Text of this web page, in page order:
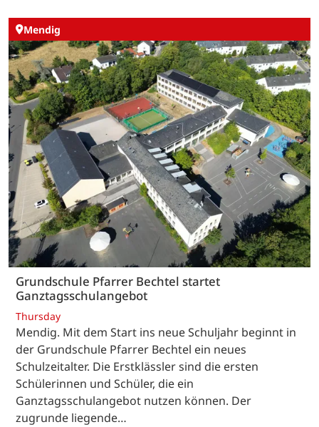
Mendig
Grundschule Pfarrer Bechtel startet
Ganztagsschulangebot
Thursday
Mendig. Mit dem Start ins neue Schuljahr beginnt in
der Grundschule Pfarrer Bechtel ein neues
Schulzeitalter. Die Erstklässler sind die ersten
Schülerinnen und Schüler, die ein
Ganztagsschulangebot nutzen können. Der
zugrunde liegende…